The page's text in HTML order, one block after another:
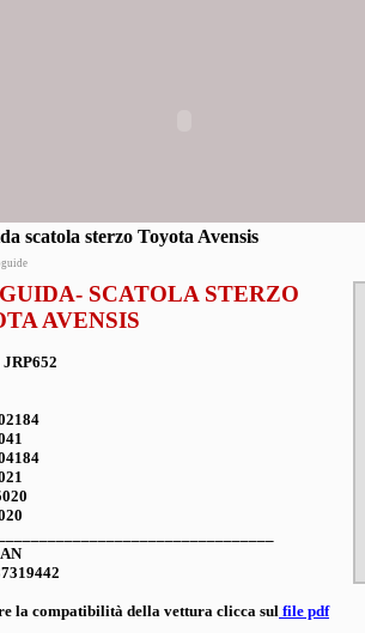
scatola sterzo Toyota Avensis
SCATOLA STERZO
AVENSIS
la compatibilità della vettura clicca sul file pdf